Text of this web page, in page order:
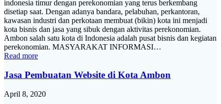
indonesia timur dengan perekonomian yang terus berkembang
disetiap saat. Dengan adanya bandara, pelabuhan, perkantoran,
kawasan industri dan perkotaan membuat (bikin) kota ini menjadi
kota bisnis dan jasa yang sibuk dengan aktivitas perekonomian.
Ambon salah satu kota di Indonesia adalah pusat bisnis dan kegiatan
perekonomian. MASYARAKAT INFORMASI…
Read more
Jasa Pembuatan Website di Kota Ambon
April 8, 2020